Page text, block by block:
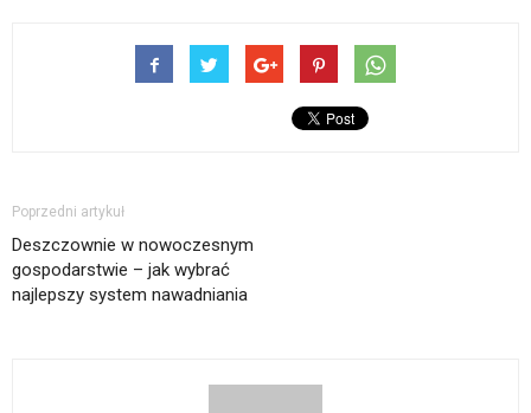
Poprzedni artykuł
Deszczownie w nowoczesnym
gospodarstwie – jak wybrać
najlepszy system nawadniania